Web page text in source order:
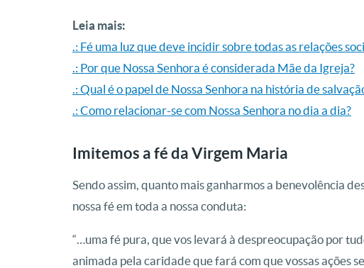
Leia mais:
.: Fé uma luz que deve incidir sobre todas as relações
.: Por que Nossa Senhora é considerada Mãe da Igreja?
.: Qual é o papel de Nossa Senhora na história de
.: Como relacionar-se com Nossa Senhora no dia a dia?
Imitemos a fé da Virgem Maria
Sendo assim, quanto mais ganharmos a benevolência
nossa fé em toda a nossa conduta:
“…uma fé pura, que vos levará à despreocupação por
animada pela caridade que fará com que vossas ações